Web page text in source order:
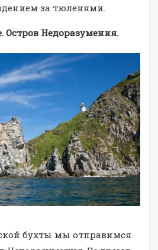
за тюленями.
Остров Недоразумения.
бухты мы отправимся